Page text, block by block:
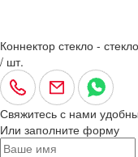
Коннектор стекло -
/ шт.
Свяжитесь с нами
Или заполните форму